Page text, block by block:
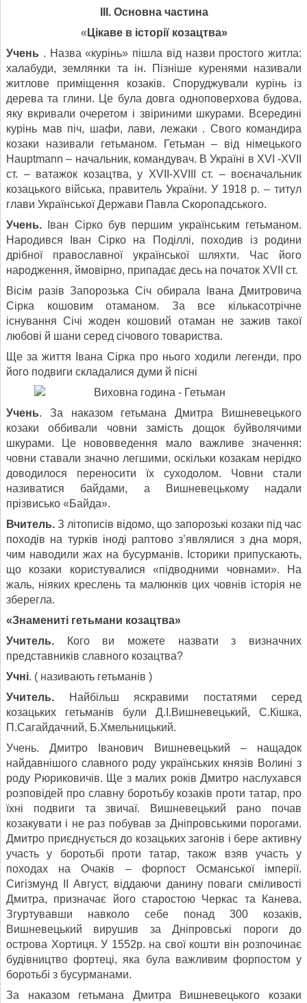
III. Основна частина
« Цікаве в історії козацтва»
Учень . Назва «курінь» пішла від назви простого житла:
халабуди, землянки та ін. Пізніше куренями називали
житлове приміщення козаків. Споруджували курінь із
дерева та глини. Це була довга одноповерхова будова,
яку вкривали очеретом і звіриними шкурами. Всередині
курінь мав піч, шафи, лави, лежаки . Свого командира
козаки називали гетьманом. Гетьман – від німецького
Hauptmann – начальник, командувач. В Україні в ХVI -ХVII
ст. – ватажок козацтва, у ХVІІ-ХVІІІ ст. – воєначальник
козацького війська, правитель України. У 1918 р. – титул
глави Української Держави Павла Скоропадського.
Учень. Іван Сірко був першим українським гетьманом.
Народився Іван Сірко на Поділлі, походив із родини
дрібної православної української шляхти. Час його
народження, ймовірно, припадає десь на початок XVII ст.
Вісім разів Запорозька Січ обирала Івана Дмитровича
Сірка кошовим отаманом. За все кількасотрічне
існування Січі жоден кошовий отаман не зажив такої
любові й шани серед січового товариства.
Ще за життя Івана Сірка про нього ходили легенди, про
його подвиги складалися думи й пісні
Учень. За наказом гетьмана Дмитра Вишневецького
козаки оббивали човни замість дощок буйволячими
шкурами. Це нововведення мало важливе значення:
човни ставали значно легшими, оскільки козакам нерідко
доводилося переносити їх суходолом. Човни стали
називатися байдами, а Вишневецькому надали
прізвисько «Байда».
Вчитель. З літописів відомо, що запорозькі козаки під час
походів на турків іноді раптово з’являлися з дна моря,
чим наводили жах на бусурманів. Історики припускають,
що козаки користувалися «підводними човнами». На
жаль, ніяких креслень та малюнків цих човнів історія не
зберегла.
«Знамениті гетьмани козацтва»
Учитель. Кого ви можете назвати з визначних
представників славного козацтва?
Учні. ( називають гетьманів )
Учитель. Найбільш яскравими постатями серед
козацьких гетьманів були Д.І.Вишневецький, С.Кішка,
П.Сагайдачний, Б.Хмельницький.
Учень. Дмитро Іванович Вишневецький – нащадок
найдавнішого славного роду українських князів Волині з
роду Рюриковичів. Ще з малих років Дмитро наслухався
розповідей про славну боротьбу козаків проти татар, про
їхні подвиги та звичаї. Вишневецький рано почав
козакувати і не раз побував за Дніпровськими порогами.
Дмитро приєднується до козацьких загонів і бере активну
участь у боротьбі проти татар, також взяв участь у
походах на Очаків – форпост Османської імперії.
Сигізмунд ІІ Август, віддаючи данину поваги сміливості
Дмитра, призначає його старостою Черкас та Канева.
Згуртувавши навколо себе понад 300 козаків,
Вишневецький вирушив за Дніпровські пороги до
острова Хортиця. У 1552р. на свої кошти він розпочинає
будівництво фортеці, яка була важливим форпостом у
боротьбі з бусурманами.
За наказом гетьмана Дмитра Вишневецького козаки